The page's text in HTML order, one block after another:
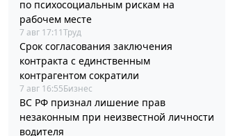
по психосоциальным рискам на
рабочем месте
7 авг 17:11Труд
Срок согласования заключения
контракта с единственным
контрагентом сократили
7 авг 16:55Бизнес
ВС РФ признал лишение прав
незаконным при неизвестной личности
водителя